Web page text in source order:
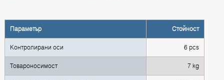
Параметър Стойност
Контролирани оси 6 pcs
Товароносимост 7 kg